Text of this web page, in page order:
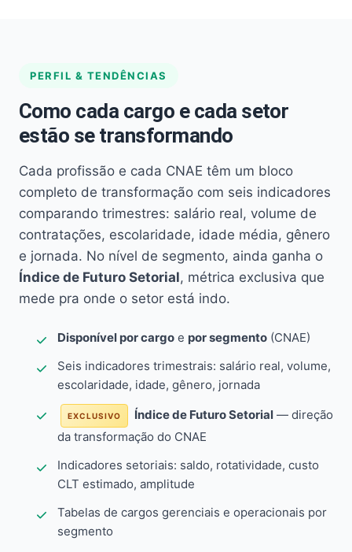
PERFIL & TENDÊNCIAS
Como cada cargo e cada setor
estão se transformando
Cada profissão e cada CNAE têm um bloco
completo de transformação com seis indicadores
comparando trimestres: salário real, volume de
contratações, escolaridade, idade média, gênero
e jornada. No nível de segmento, ainda ganha o
Índice de Futuro Setorial, métrica exclusiva que
mede pra onde o setor está indo.
Disponível por cargo e por segmento (CNAE)
Seis indicadores trimestrais: salário real, volume,
escolaridade, idade, gênero, jornada
EXCLUSIVO Índice de Futuro Setorial — direção
da transformação do CNAE
Indicadores setoriais: saldo, rotatividade, custo
CLT estimado, amplitude
Tabelas de cargos gerenciais e operacionais por
segmento